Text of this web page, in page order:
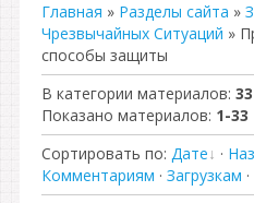
Главная » Разделы сайта »
Чрезвычайных Ситуаций »
способы защиты
В категории материалов: 33
Показано материалов: 1-33
Сортировать по: Дате ·
Комментариям · Загрузкам ·